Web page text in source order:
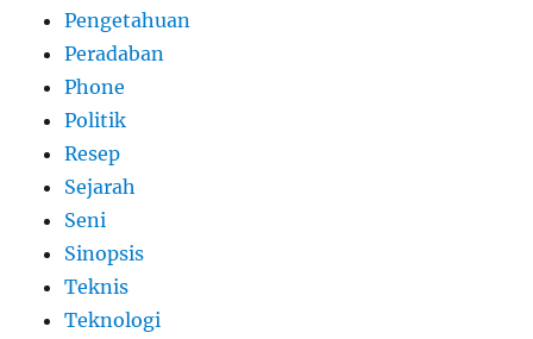
Pengetahuan
Peradaban
Phone
Politik
Resep
Sejarah
Seni
Sinopsis
Teknis
Teknologi